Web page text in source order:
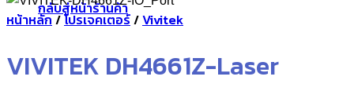
กลับสู่หน้าร้านค้า
หน้าหลัก/โปรเจคเตอร์/Vivitek
VIVITEK DH4661Z-Laser